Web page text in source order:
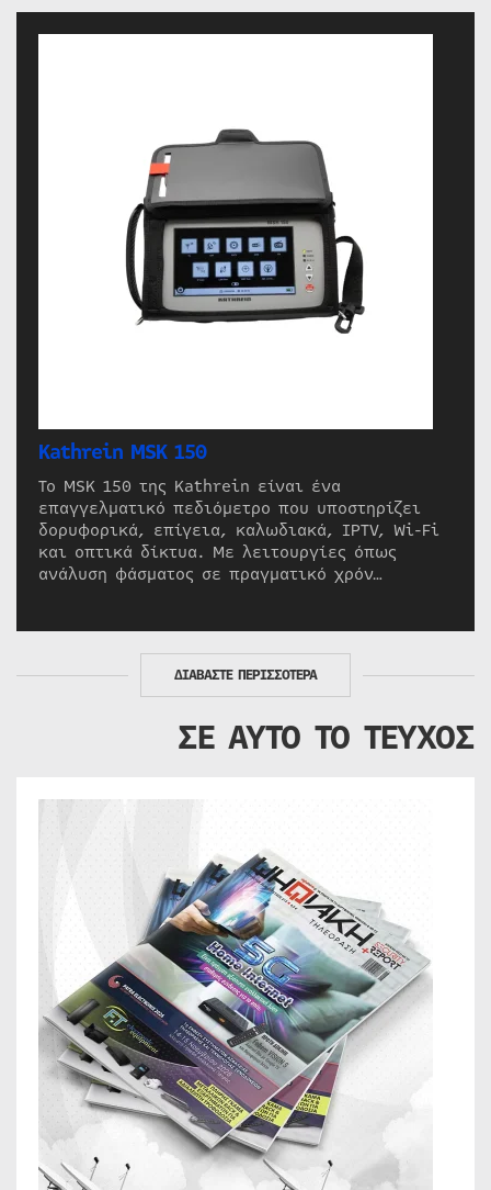
Kathrein MSK 150
Το MSK 150 της Kathrein είναι ένα
επαγγελματικό πεδιόμετρο που υποστηρίζει
δορυφορικά, επίγεια, καλωδιακά, IPTV, Wi-Fi
και οπτικά δίκτυα. Με λειτουργίες όπως
ανάλυση φάσματος σε πραγματικό χρόν…
ΔΙΑΒΑΣΤΕ ΠΕΡΙΣΣΟΤΕΡΑ
ΣΕ ΑΥΤΟ ΤΟ ΤΕΥΧΟΣ